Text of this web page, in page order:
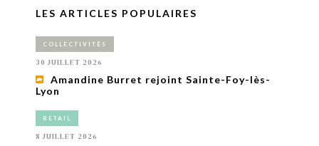
LES ARTICLES POPULAIRES
COLLECTIVITÉS
30 JUILLET 2026
Amandine Burret rejoint Sainte-Foy-lès-
Lyon
RETAIL
8 JUILLET 2026